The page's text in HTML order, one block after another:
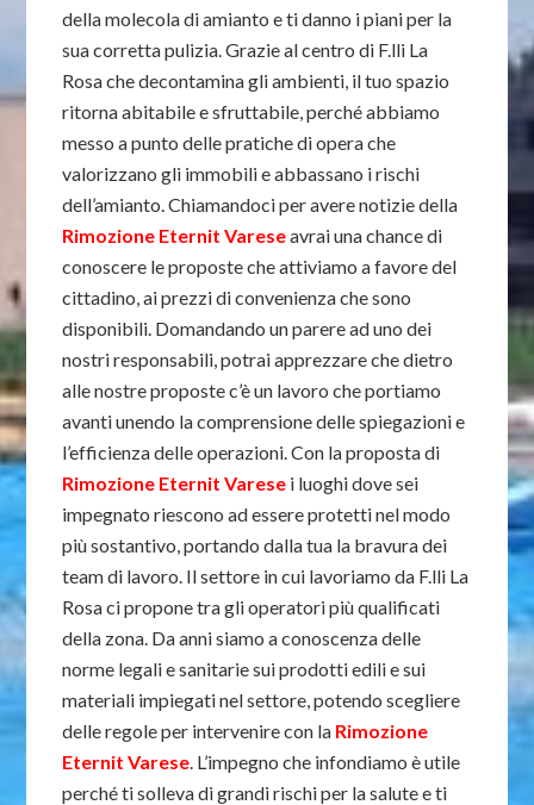
della molecola di amianto e ti danno i piani per la
sua corretta pulizia. Grazie al centro di F.lli La
Rosa che decontamina gli ambienti, il tuo spazio
ritorna abitabile e sfruttabile, perché abbiamo
messo a punto delle pratiche di opera che
valorizzano gli immobili e abbassano i rischi
dell’amianto. Chiamandoci per avere notizie della
Rimozione Eternit Vareseavrai una chance di
conoscere le proposte che attiviamo a favore del
cittadino, ai prezzi di convenienza che sono
disponibili. Domandando un parere ad uno dei
nostri responsabili, potrai apprezzare che dietro
alle nostre proposte c’è un lavoro che portiamo
avanti unendo la comprensione delle spiegazioni e
l’efficienza delle operazioni. Con la proposta di
Rimozione Eternit Varese i luoghi dove sei
impegnato riescono ad essere protetti nel modo
più sostantivo, portando dalla tua la bravura dei
team di lavoro. Il settore in cui lavoriamo da F.lli La
Rosa ci propone tra gli operatori più qualificati
della zona. Da anni siamo a conoscenza delle
norme legali e sanitarie sui prodotti edili e sui
materiali impiegati nel settore, potendo scegliere
delle regole per intervenire con la Rimozione
Eternit Varese. L’impegno che infondiamo è utile
perché ti solleva di grandi rischi per la salute e ti